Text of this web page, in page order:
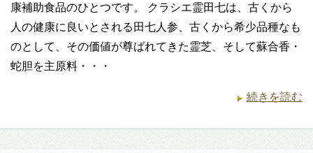
康補助食品のひとつです。 クラシエ霊田七は、古くから
人の健康に良いとされる田七人参、古くから希少品種なも
のとして、その価値が尊ばれてきた霊芝、そして蘇合香・
蛇胆を主原料・・・
続きを読む